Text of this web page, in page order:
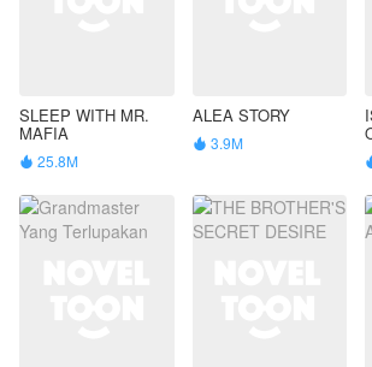
SLEEP WITH MR.
MAFIA
 25.8M
ALEA STORY
 3.9M